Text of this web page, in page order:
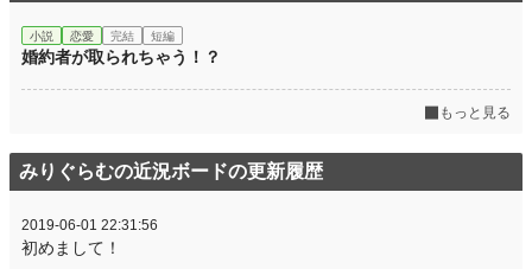
小説 恋愛 完結 短編
婚約者が取られちゃう！？
もっと見る
みりぐらむの近況ボードの更新履歴
2019-06-01 22:31:56
初めまして！